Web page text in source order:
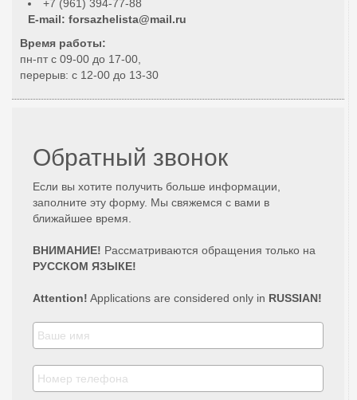
+7 (961) 394-77-88
E-mail: forsazhelista@mail.ru
Время работы:
пн-пт с 09-00 до 17-00,
перерыв: с 12-00 до 13-30
Обратный звонок
Если вы хотите получить больше информации,
заполните эту форму. Мы свяжемся с вами в
ближайшее время.
ВНИМАНИЕ! Рассматриваются обращения только на
РУССКОМ ЯЗЫКЕ!
Attention! Applications are considered only in RUSSIAN!